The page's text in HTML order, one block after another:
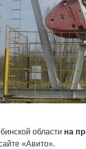
области на
«Авито».